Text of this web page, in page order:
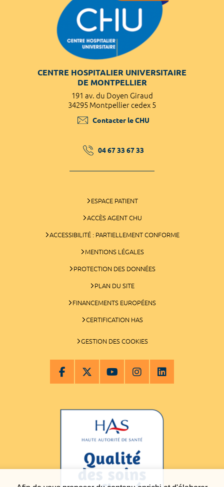
CENTRE HOSPITALIER UNIVERSITAIRE
DE MONTPELLIER
191 av. du Doyen Giraud
34295 Montpellier cedex 5
Contacter le CHU
04 67 33 67 33
ESPACE PATIENT
ACCÈS AGENT CHU
ACCESSIBILITÉ : PARTIELLEMENT CONFORME
MENTIONS LÉGALES
PROTECTION DES DONNÉES
PLAN DU SITE
FINANCEMENTS EUROPÉENS
CERTIFICATION HAS
GESTION DES COOKIES